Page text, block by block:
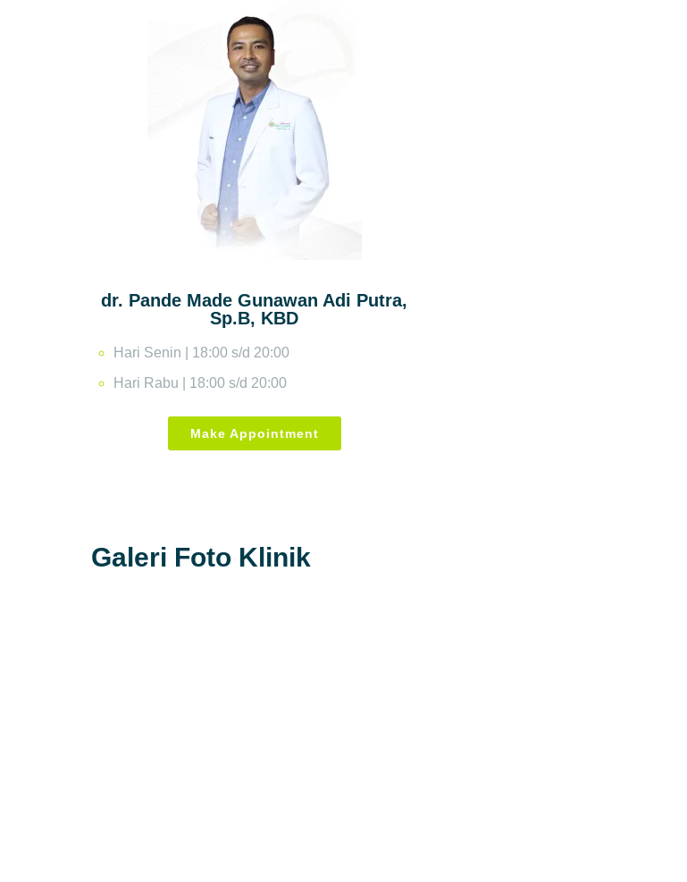
dr. Pande Made Gunawan Adi Putra,
Sp.B, KBD
Hari Senin | 18:00 s/d 20:00
Hari Rabu | 18:00 s/d 20:00
Make Appointment
Galeri Foto Klinik